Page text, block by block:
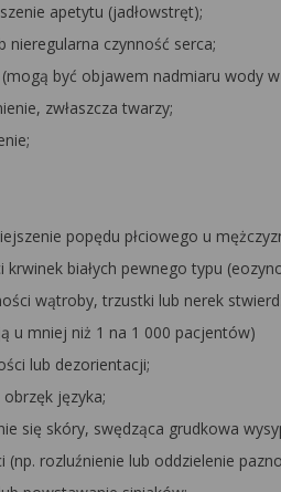
apetytu (jadłowstręt);
nieregularna czynność serca;
być objawem nadmiaru wody
zwłaszcza twarzy;
popędu płciowego u
krwinek białych pewnego typu
wątroby, trzustki lub nerek
u mniej niż 1 na 1 000 pacjentów)
lub dezorientacji;
obrzęk języka;
się skóry, swędząca grudkowa
(np. rozluźnienie lub oddzielenie